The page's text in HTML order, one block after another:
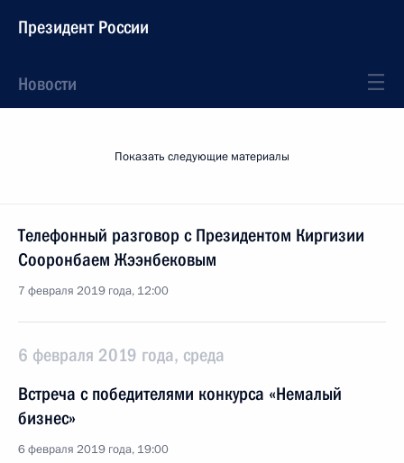
Президент России
Новости
Показать следующие материалы
Телефонный разговор с Президентом Киргизии
Сооронбаем Жээнбековым
7 февраля 2019 года, 12:00
6 февраля 2019 года, среда
Встреча с победителями конкурса «Немалый
бизнес»
6 февраля 2019 года, 19:00